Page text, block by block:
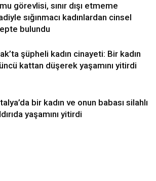
görevlisi, sınır dışı etmeme
sığınmacı kadınlardan cinsel
bulundu
şüpheli kadın cinayeti: Bir kadın
kattan düşerek yaşamını yitirdi
bir kadın ve onun babası silahlı
yaşamını yitirdi